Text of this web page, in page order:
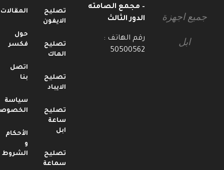
المقالات
حول
فكسر
اتصل
سياسة
الخصوصية
الأحكام
الشروط
تصليح
الايفون
تصليح
الماك
تصليح
الايباد
تصليح
ساعة
تصليح
سماعة
– مجمع الصامته
الدور الثالث
رقم الهاتف :
50500562
جميع اجهزة
ابل